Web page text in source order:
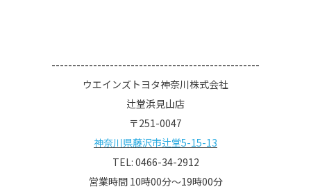
--------------------------------------------------
ウエインズトヨタ神奈川株式会社
辻堂浜見山店
〒251-0047
神奈川県藤沢市辻堂5-15-13
TEL: 0466-34-2912
営業時間 10時00分～19時00分